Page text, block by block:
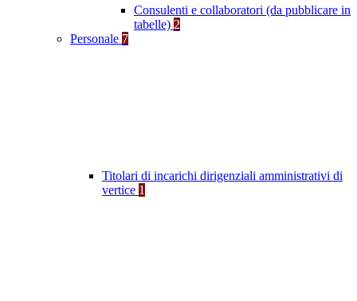
Consulenti e collaboratori (da pubblicare in
tabelle) 2
Personale 7
Titolari di incarichi dirigenziali amministrativi di
vertice 1